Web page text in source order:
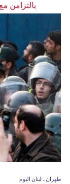
بالتزامن
طهران ـ لبنان اليوم